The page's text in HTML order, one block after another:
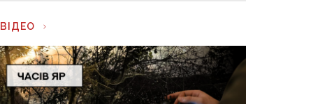
ВІДЕО